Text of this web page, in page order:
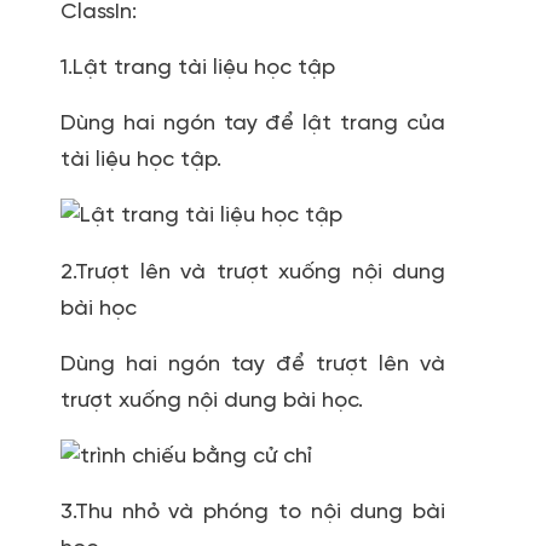
ClassIn:
1.Lật trang tài liệu học tập
Dùng hai ngón tay để lật trang của
tài liệu học tập.
2.Trượt lên và trượt xuống nội dung
bài học
Dùng hai ngón tay để trượt lên và
trượt xuống nội dung bài học.
3.Thu nhỏ và phóng to nội dung bài